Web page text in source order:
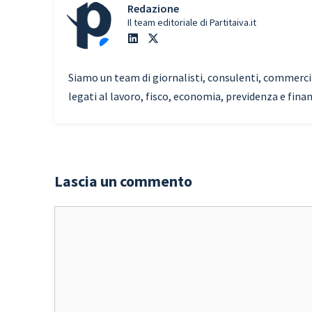
Redazione
Il team editoriale di Partitaiva.it
Siamo un team di giornalisti, consulenti,
legati al lavoro, fisco, economia, previdenza e
Lascia un commento